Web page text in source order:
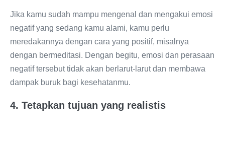
Jika kamu sudah mampu mengenal dan mengakui emosi
negatif yang sedang kamu alami, kamu perlu
meredakannya dengan cara yang positif, misalnya
dengan bermeditasi. Dengan begitu, emosi dan perasaan
negatif tersebut tidak akan berlarut-larut dan membawa
dampak buruk bagi kesehatanmu.
4. Tetapkan tujuan yang realistis